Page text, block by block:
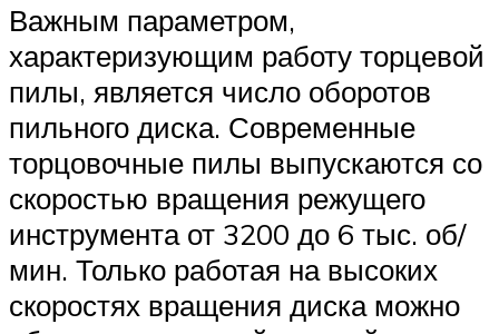
Важным параметром,
характеризующим работу торцевой
пилы, является число оборотов
пильного диска. Современные
торцовочные пилы выпускаются со
скоростью вращения режущего
инструмента от 3200 до 6 тыс. об/
мин. Только работая на высоких
скоростях вращения диска можно